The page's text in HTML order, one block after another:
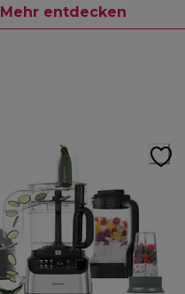
Mehr entdecken